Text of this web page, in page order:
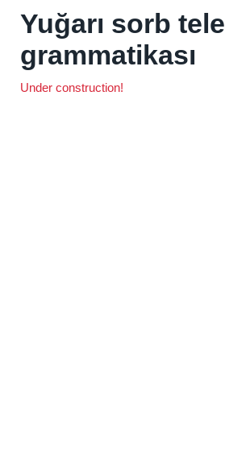
Yuğarı sorb tele
grammatikası
Under construction!